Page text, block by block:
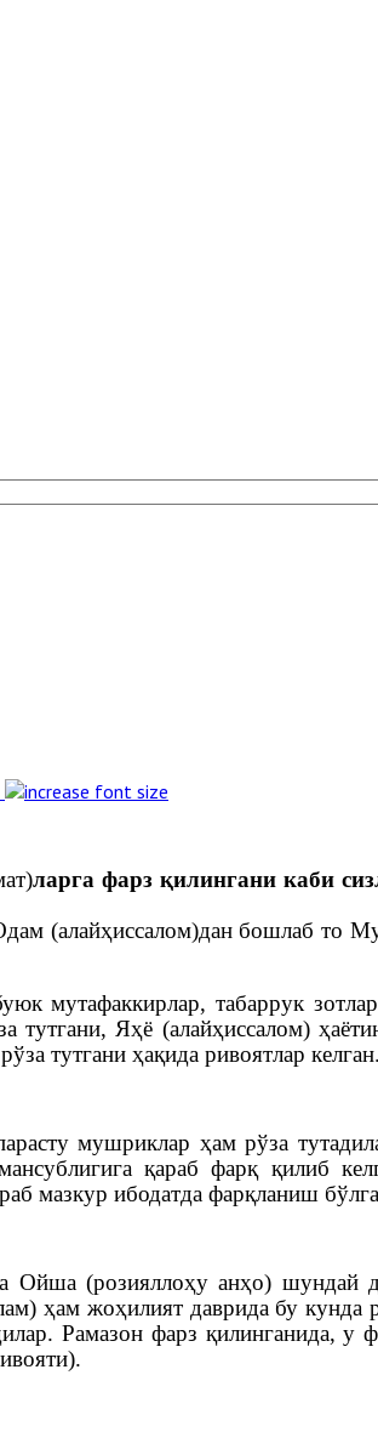
ларга фарз қилингани каби
(алайҳиссалом)дан бошлаб то
мутафаккирлар, табаррук
Яҳё (алайҳиссалом)
тутгани ҳақида ривоятлар келган.
мушриклар ҳам рўза
қараб фарқ қилиб
мазкур ибодатда фарқланиш
Ойша (розияллоҳу анҳо)
ҳам жоҳилият даврида бу кунда
Рамазон фарз қилинганида,